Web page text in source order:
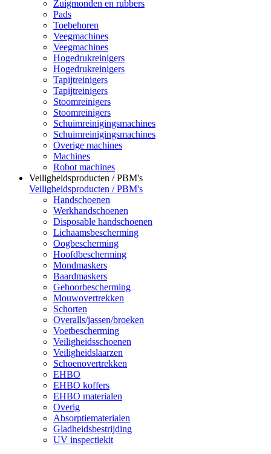
Zuigmonden en rubbers
Pads
Toebehoren
Veegmachines
Veegmachines
Hogedrukreinigers
Hogedrukreinigers
Tapijtreinigers
Tapijtreinigers
Stoomreinigers
Stoomreinigers
Schuimreinigingsmachines
Schuimreinigingsmachines
Overige machines
Machines
Robot machines
Veiligheidsproducten / PBM's
Veiligheidsproducten / PBM's
Handschoenen
Werkhandschoenen
Disposable handschoenen
Lichaamsbescherming
Oogbescherming
Hoofdbescherming
Mondmaskers
Baardmaskers
Gehoorbescherming
Mouwovertrekken
Schorten
Overalls/jassen/broeken
Voetbescherming
Veiligheidsschoenen
Veiligheidslaarzen
Schoenovertrekken
EHBO
EHBO koffers
EHBO materialen
Overig
Absorptiematerialen
Gladheidsbestrijding
UV inspectiekit